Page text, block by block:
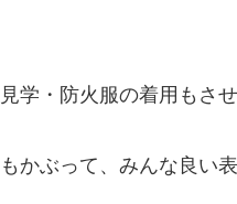
学・防火服の着用もさ
かぶって、みんな良い